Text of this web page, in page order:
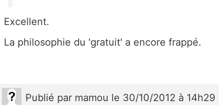
Excellent.
La philosophie du 'gratuit' a encore frappé.
Publié par mamou le 30/10/2012 à 14h29